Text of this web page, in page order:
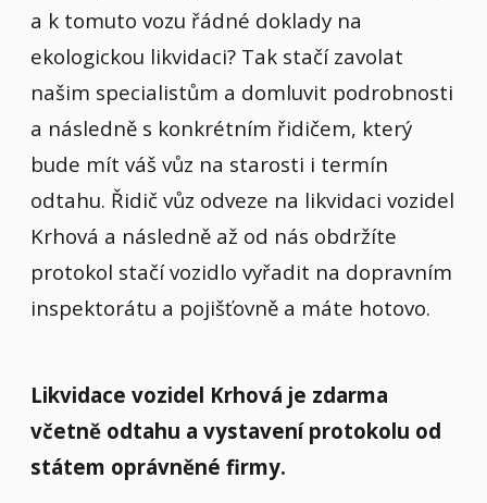
a k tomuto vozu řádné doklady na
ekologickou likvidaci? Tak stačí zavolat
našim specialistům a domluvit podrobnosti
a následně s konkrétním řidičem, který
bude mít váš vůz na starosti i termín
odtahu. Řidič vůz odveze na likvidaci vozidel
Krhová a následně až od nás obdržíte
protokol stačí vozidlo vyřadit na dopravním
inspektorátu a pojišťovně a máte hotovo.
Likvidace vozidel Krhová je zdarma
včetně odtahu a vystavení protokolu od
státem oprávněné firmy.